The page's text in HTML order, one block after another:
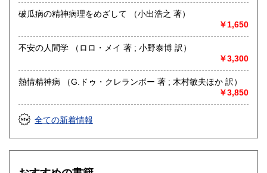
破瓜病の精神病理をめざして （小出浩之 著）
￥1,650
不安の人間学 （ロロ・メイ 著 ; 小野泰博 訳）
￥3,300
熱情精神病 （G.ドゥ・クレランボー 著 ; 木村敏夫ほか 訳）
￥3,850
全ての新着情報